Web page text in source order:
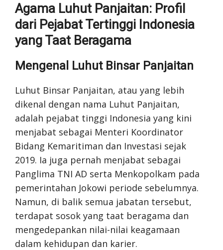
Agama Luhut Panjaitan: Profil
dari Pejabat Tertinggi Indonesia
yang Taat Beragama
Mengenal Luhut Binsar Panjaitan
Luhut Binsar Panjaitan, atau yang lebih
dikenal dengan nama Luhut Panjaitan,
adalah pejabat tinggi Indonesia yang kini
menjabat sebagai Menteri Koordinator
Bidang Kemaritiman dan Investasi sejak
2019. Ia juga pernah menjabat sebagai
Panglima TNI AD serta Menkopolkam pada
pemerintahan Jokowi periode sebelumnya.
Namun, di balik semua jabatan tersebut,
terdapat sosok yang taat beragama dan
mengedepankan nilai-nilai keagamaan
dalam kehidupan dan karier.